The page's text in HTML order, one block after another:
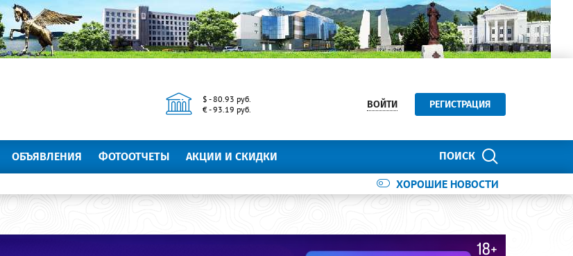
$ - 80.93 руб.
€ - 93.19 руб.
ВОЙТИ РЕГИСТРАЦИЯ
ПОИСК
ОБЪЯВЛЕНИЯ ФОТООТЧЕТЫ АКЦИИ И СКИДКИ
ХОРОШИЕ НОВОСТИ